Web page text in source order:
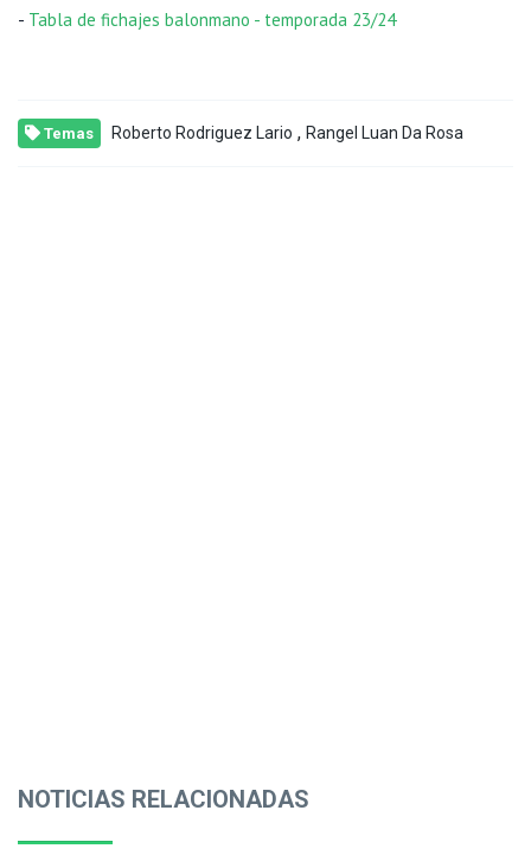
- Tabla de fichajes balonmano - temporada 23/24
Temas Roberto Rodriguez Lario , Rangel Luan Da Rosa
NOTICIAS RELACIONADAS